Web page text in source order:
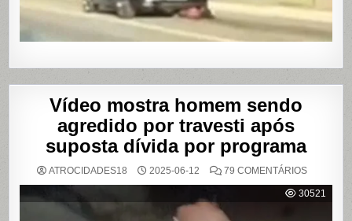
SÃO
PAULO
Vídeo mostra homem sendo
agredido por travesti após
suposta dívida por programa
ATROCIDADES18 2025-06-12 79 COMENTÁRIOSEM
MOSTRA
HOMEM
30521